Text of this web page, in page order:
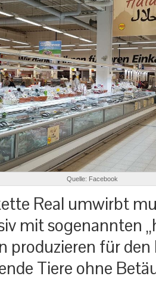
Quelle: Facebook
Real umwirbt
mit sogenannten
produzieren für
Tiere ohne